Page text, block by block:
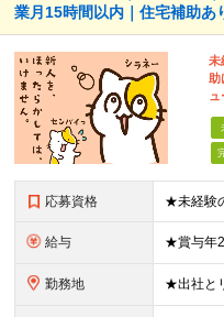
業月15時間以内｜住宅補助あ
未
助
応募資格
給与
勤務地